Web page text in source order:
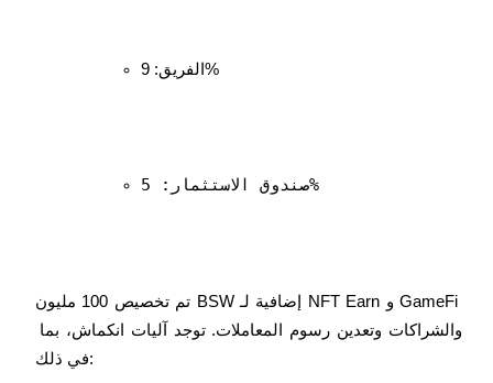
احصل على أرباح طويلة الأجل وفوائد مرنة
الفريق: 9%
صندوق الاستثمار: 5%
تم تخصيص 100 مليون BSW إضافية لـ NFT Earn و GameFi
في ذلك: